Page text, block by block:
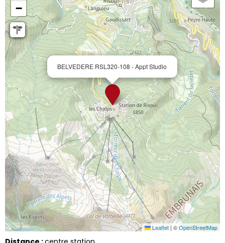
BELVEDERE RSL320-108 - Appt Studio
−
Leaflet | ©OpenStreetMap